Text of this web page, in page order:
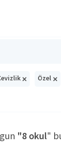
× Özel ×
"8 okul"